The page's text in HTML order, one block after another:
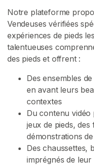
Notre plateforme
Vendeuses vérifiées
expériences de pieds
talentueuses
des pieds et offrent :
Des ensembles
en avant leurs
contextes
Du contenu vidéo
jeux de pieds,
démonstrations
Des chaussettes,
imprégnés de
n
u
L
e
u